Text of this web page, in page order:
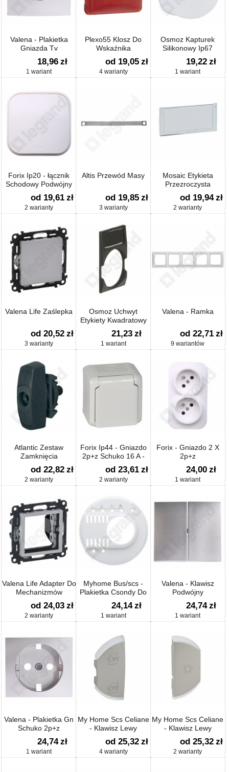
Valena - Plakietka
Gniazda Tv
18,96 zł
1 wariant
Plexo55 Klosz Do
Wskaźnika
od 19,05 zł
4 warianty
Osmoz Kapturek
Silikonowy Ip67
Bezbarwny
19,22 zł
1 wariant
Forix Ip20 - łącznik
Schodowy Podwójny
10 Ax
od 19,61 zł
2 warianty
Altis Przewód Masy
od 19,85 zł
3 warianty
Mosaic Etykieta
Przezroczysta
od 19,94 zł
2 warianty
Valena Life Zaślepka
od 20,52 zł
3 warianty
Osmoz Uchwyt
Etykiety Kwadratowy
Opis O Długości 9 Mm
21,23 zł
1 wariant
Valena - Ramka
od 22,71 zł
9 wariantów
Atlantic Zestaw
Zamknięcia
od 22,82 zł
2 warianty
Forix Ip44 - Gniazdo
2p+z Schuko 16 A -
250 V
od 23,61 zł
2 warianty
Forix - Gniazdo 2 X
2p+z
24,00 zł
1 wariant
Valena Life Adapter Do
Mechanizmów
Mosaictm
od 24,03 zł
2 warianty
Myhome Bus/scs -
Plakietka Csondy Do
Klimakonwektorów
24,14 zł
1 wariant
Valena - Klawisz
Podwójny
24,74 zł
1 wariant
Valena - Plakietka Gn
Schuko 2p+z
24,74 zł
1 wariant
My Home Scs Celiane
- Klawisz Lewy
od 25,32 zł
4 warianty
My Home Scs Celiane
- Klawisz Lewy
Oświetlenie
od 25,32 zł
2 warianty